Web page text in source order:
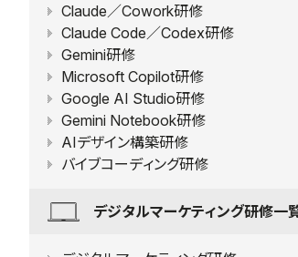
Claude／Cowork研修
Claude Code／Codex研修
Gemini研修
Microsoft Copilot研修
Google AI Studio研修
Gemini Notebook研修
AIデザイン構築研修
バイブコーディング研修
デジタルマーケティング研修一